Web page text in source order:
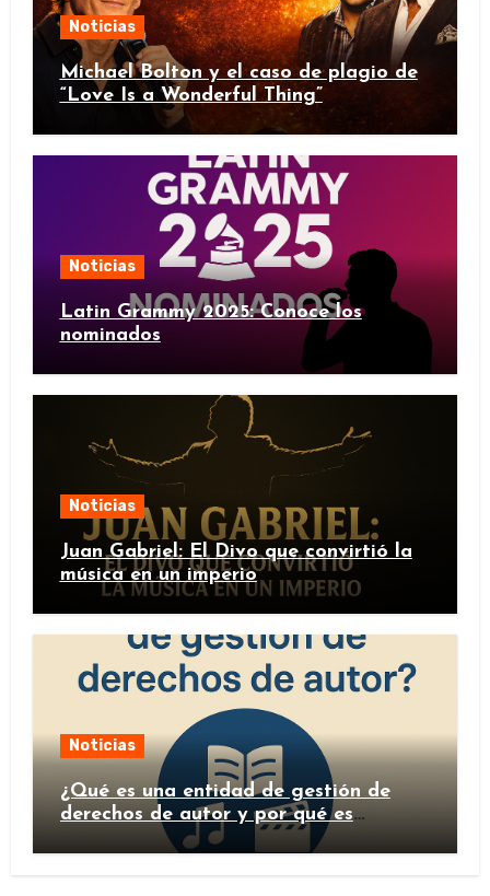
Noticias
Michael Bolton y el caso de plagio de
“Love Is a Wonderful Thing”
Noticias
Latin Grammy 2025: Conoce los
nominados
Noticias
Juan Gabriel: El Divo que convirtió la
música en un imperio
Noticias
¿Qué es una entidad de gestión de
derechos de autor y por qué es
importante?